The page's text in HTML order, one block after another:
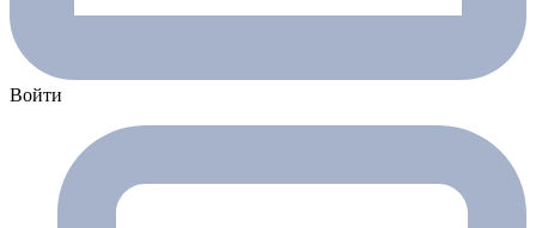
Войти